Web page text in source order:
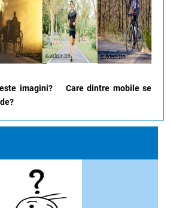
imagini? Care dintre mobile se